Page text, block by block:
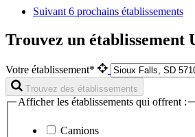
Suivant 6 prochains établissements
Trouvez un établissement
Votre établissement*
Trouvez des établissements
Afficher les établissements qui offrent :
Camions